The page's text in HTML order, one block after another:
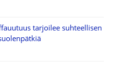
tarjoilee suhteellisen